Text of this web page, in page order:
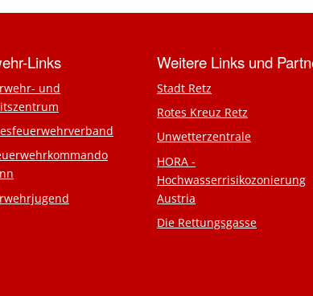
Links
und
Weitere Links und
Stadt Retz
Rotes Kreuz Retz
Unwetterzentrale
HORA -
Hochwasserrisikozonierung
Austria
Die Rettungsgasse